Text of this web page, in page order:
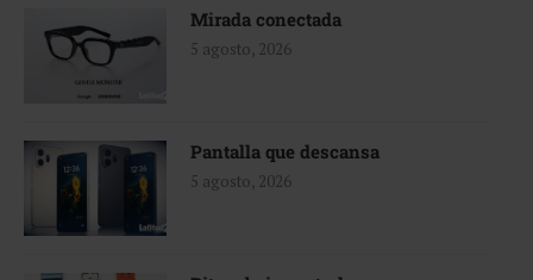
Mirada conectada
5 agosto, 2026
Pantalla que descansa
5 agosto, 2026